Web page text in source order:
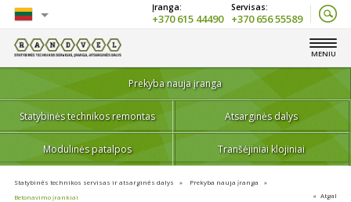
Lietuvių
English
+370 656 55589
+370 615 44490
MENIU
Prekyba nauja įranga
Statybinės technikos remontas Atsarginės dalys
Modulinės patalpos Tranšėjiniai klojiniai
Statybinės technikos servisas ir atsarginės dalys
Prekyba nauja įranga
Betonavimo įrankiai
Atgal